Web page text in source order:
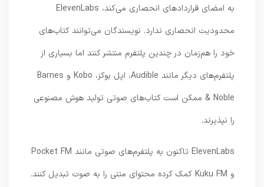
به امضای قراردادهای انحصاری می‌کند، ElevenLabs
محدودیت انحصاری ندارد. نویسندگان می‌توانند کتاب‌های
خود را هم‌زمان در چندین پلتفرم منتشر کنند اما بسیاری از
پلتفرم‌های دیگر مانند Audible، اپل بوکز، Kobo و Barnes
& Noble ممکن است کتاب‌های صوتی تولید هوش مصنوعی
را نپذیرند.
ElevenLabs تاکنون به پلتفرم‌های صوتی مانند Pocket FM
و Kuku FM کمک کرده محتوای متنی را به صوت تبدیل کنند.